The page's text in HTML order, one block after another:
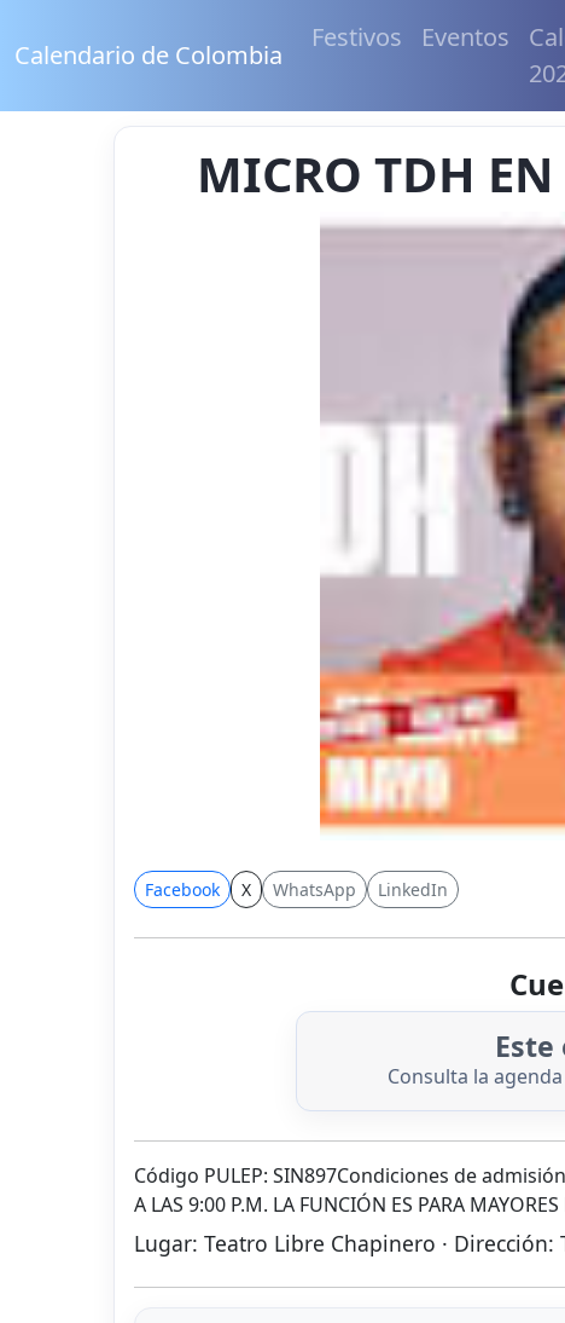
Calendario de Colombia
Festivos Eventos
MICRO TDH
Facebook X WhatsApp LinkedIn
Consulta la
Código PULEP: SIN897Condiciones de admisión:
A LAS 9:00 P.M. LA FUNCIÓN ES PARA
Lugar: Teatro Libre Chapinero ·